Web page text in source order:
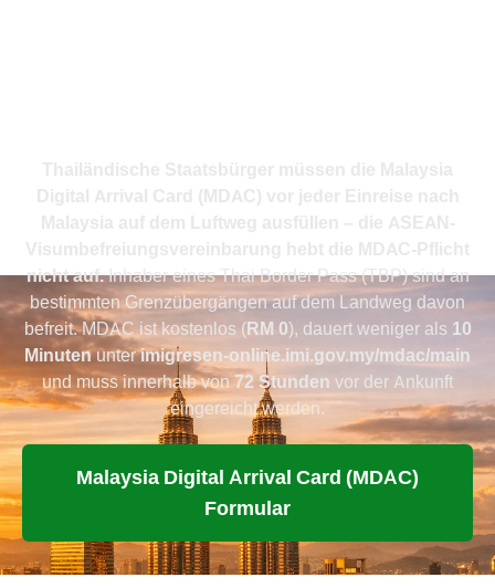
nicht auf.Inhaber eines Thai Border Pass (TBP) sind an
bestimmten Grenzübergängen auf dem Landweg davon
befreit. MDAC ist kostenlos (RM 0), dauert weniger als 10
Minutenunterimigresen-online.imi.gov.my/mdac/main
und muss innerhalb von72 Stunden vor der Ankunft
eingereicht werden.
Malaysia Digital Arrival Card (MDAC)
Formular